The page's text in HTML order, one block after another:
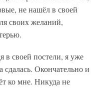
не нашёл в своей
своих желаний,
в своей постели, я уже
Окончательно и
ко мне. Никуда не